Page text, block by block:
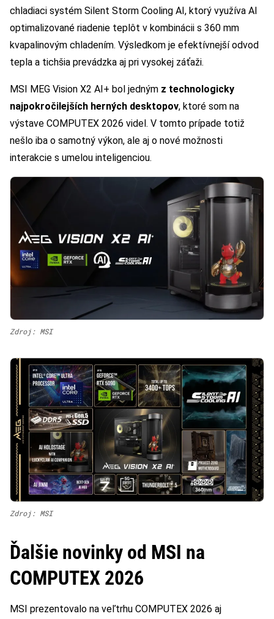
chladiaci systém Silent Storm Cooling AI, ktorý využíva AI
optimalizované riadenie teplôt v kombinácii s 360 mm
kvapalinovým chladením. Výsledkom je efektívnejší odvod
tepla a tichšia prevádzka aj pri vysokej záťaži.
MSI MEG Vision X2 AI+ bol jedným z technologicky
najpokročilejších herných desktopov, ktoré som na
výstave COMPUTEX 2026 videl. V tomto prípade totiž
nešlo iba o samotný výkon, ale aj o nové možnosti
interakcie s umelou inteligenciou.
Zdroj: MSI
Zdroj: MSI
Ďalšie novinky od MSI na
COMPUTEX 2026
MSI prezentovalo na veľtrhu COMPUTEX 2026 aj